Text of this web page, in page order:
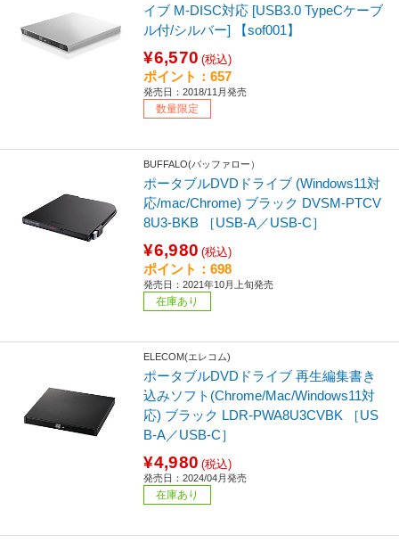
イブ M-DISC対応 [USB3.0 TypeCケーブ
ル付/シルバー] 【sof001】
¥6,570 (税込)
ポイント：657
発売日：2018/11月発売
数量限定
BUFFALO(バッファロー）
ポータブルDVDドライブ (Windows11対
応/mac/Chrome) ブラック DVSM-PTCV
8U3-BKB ［USB-A／USB-C］
¥6,980 (税込)
ポイント：698
発売日：2021年10月上旬発売
在庫あり
ELECOM(エレコム)
ポータブルDVDドライブ 再生編集書き
込みソフト(Chrome/Mac/Windows11対
応) ブラック LDR-PWA8U3CVBK ［US
B-A／USB-C］
¥4,980 (税込)
発売日：2024/04月発売
在庫あり